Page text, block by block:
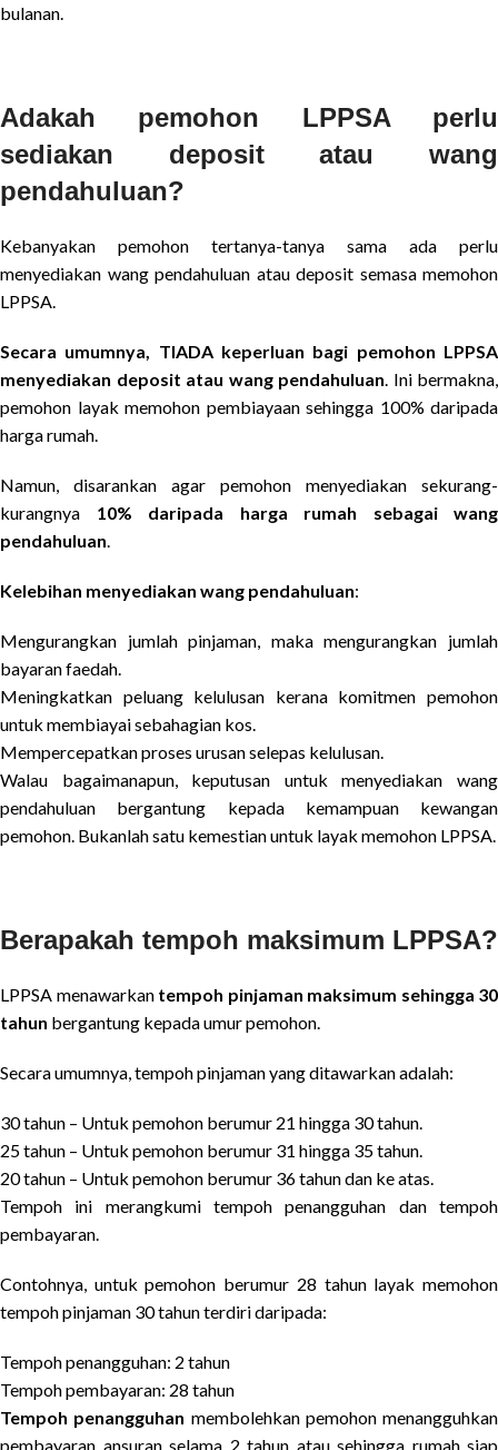
bulanan.
Adakah pemohon LPPSA perlu
sediakan deposit atau wang
pendahuluan?
Kebanyakan pemohon tertanya-tanya sama ada perlu
menyediakan wang pendahuluan atau deposit semasa memohon
LPPSA.
Secara umumnya, TIADA keperluan bagi pemohon LPPSA
menyediakan deposit atau wang pendahuluan. Ini bermakna,
pemohon layak memohon pembiayaan sehingga 100% daripada
harga rumah.
Namun, disarankan agar pemohon menyediakan sekurang-
kurangnya 10% daripada harga rumah sebagai wang
pendahuluan.
Kelebihan menyediakan wang pendahuluan:
Mengurangkan jumlah pinjaman, maka mengurangkan jumlah
bayaran faedah.
Meningkatkan peluang kelulusan kerana komitmen pemohon
untuk membiayai sebahagian kos.
Mempercepatkan proses urusan selepas kelulusan.
Walau bagaimanapun, keputusan untuk menyediakan wang
pendahuluan bergantung kepada kemampuan kewangan
pemohon. Bukanlah satu kemestian untuk layak memohon LPPSA.
Berapakah tempoh maksimum LPPSA?
LPPSA menawarkan tempoh pinjaman maksimum sehingga 30
tahun bergantung kepada umur pemohon.
Secara umumnya, tempoh pinjaman yang ditawarkan adalah:
30 tahun – Untuk pemohon berumur 21 hingga 30 tahun.
25 tahun – Untuk pemohon berumur 31 hingga 35 tahun.
20 tahun – Untuk pemohon berumur 36 tahun dan ke atas.
Tempoh ini merangkumi tempoh penangguhan dan tempoh
pembayaran.
Contohnya, untuk pemohon berumur 28 tahun layak memohon
tempoh pinjaman 30 tahun terdiri daripada:
Tempoh penangguhan: 2 tahun
Tempoh pembayaran: 28 tahun
Tempoh penangguhan membolehkan pemohon menangguhkan
pembayaran ansuran selama 2 tahun atau sehingga rumah siap